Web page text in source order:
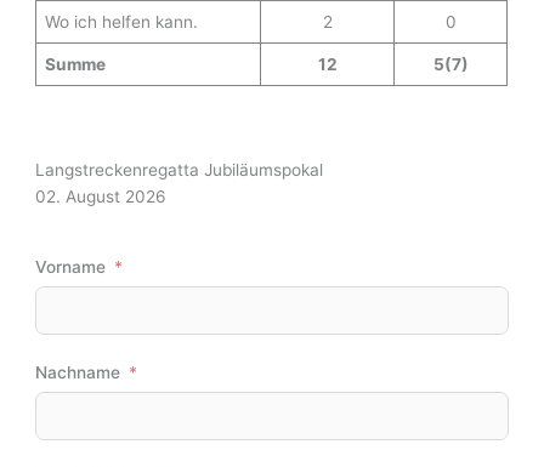
Wo ich helfen kann. 2 0
Summe 12 5(7)
Langstreckenregatta Jubiläumspokal
02. August 2026
Vorname
Nachname